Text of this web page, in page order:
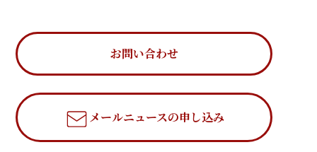
お問い合わせ
メールニュースの申し込み